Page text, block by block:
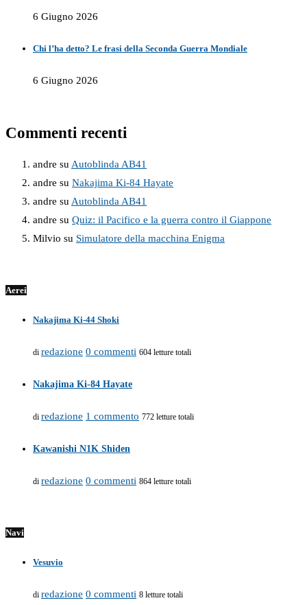
6 Giugno 2026
Chi l’ha detto? Le frasi della Seconda Guerra Mondiale
6 Giugno 2026
Commenti recenti
andre su Autoblinda AB41
andre su Nakajima Ki-84 Hayate
andre su Autoblinda AB41
andre su Quiz: il Pacifico e la guerra contro il Giappone
Milvio su Simulatore della macchina Enigma
Aerei
Nakajima Ki-44 Shoki
di redazione 0 commenti 604 letture totali
Nakajima Ki-84 Hayate
di redazione 1 commento 772 letture totali
Kawanishi N1K Shiden
di redazione 0 commenti 864 letture totali
Navi
Vesuvio
di redazione 0 commenti 8 letture totali